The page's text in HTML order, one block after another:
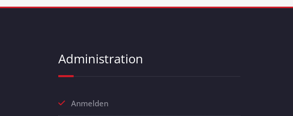
Administration
Anmelden